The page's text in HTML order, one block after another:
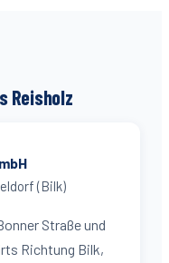
Reisholz
(Bilk)
Straße und
Richtung Bilk,